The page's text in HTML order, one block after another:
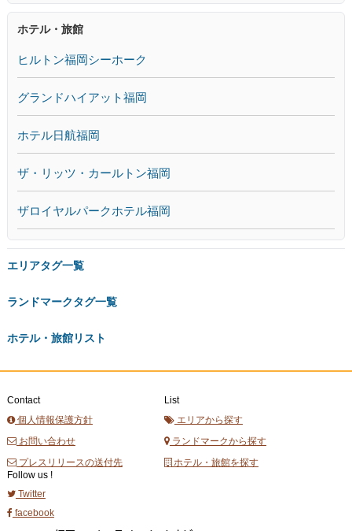
ホテル・旅館
ヒルトン福岡シーホーク
グランドハイアット福岡
ホテル日航福岡
ザ・リッツ・カールトン福岡
ザロイヤルパークホテル福岡
エリアタグ一覧
ランドマークタグ一覧
ホテル・旅館リスト
Contact
個人情報保護方針
お問い合わせ
プレスリリースの送付先
List
エリアから探す
ランドマークから探す
ホテル・旅館を探す
Follow us !
Twitter
facebook